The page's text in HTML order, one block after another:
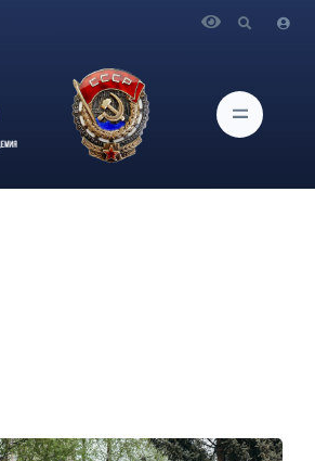
81-й годовщине Победы в
войне